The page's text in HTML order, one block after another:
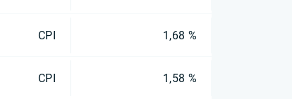
CPI 1,68 %
CPI 1,58 %